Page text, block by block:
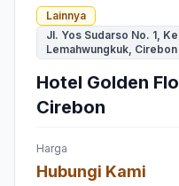
Lainnya
Jl. Yos Sudarso No. 1,
Lemahwungkuk, Cirebon
Hotel Golden
Cirebon
Harga
Hubungi Kami